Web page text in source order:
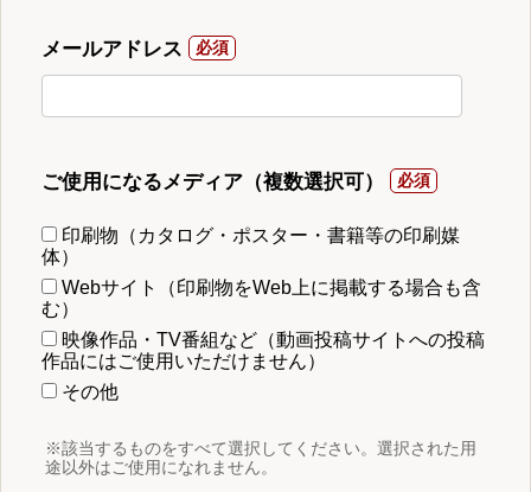
メールアドレス
ご使用になるメディア（複数選択可）
印刷物（カタログ・ポスター・書籍等の印刷媒
体）
Webサイト（印刷物をWeb上に掲載する場合も含
む）
映像作品・TV番組など（動画投稿サイトへの投稿
作品にはご使用いただけません）
その他
※該当するものをすべて選択してください。選択された用
途以外はご使用になれません。